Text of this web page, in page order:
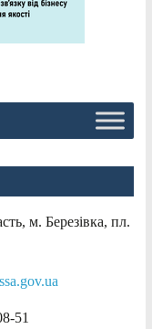
м. Березівка, пл.
51